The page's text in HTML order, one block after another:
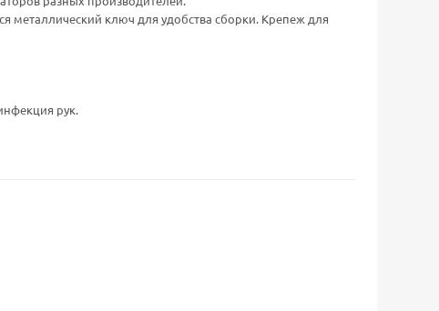
металлический ключ для удобства сборки. Крепеж для
рук.